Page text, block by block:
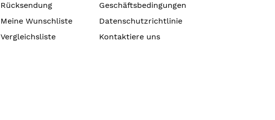
Rücksendung
Meine Wunschliste
Vergleichsliste
Geschäftsbedingungen
Datenschutzrichtlinie
Kontaktiere uns